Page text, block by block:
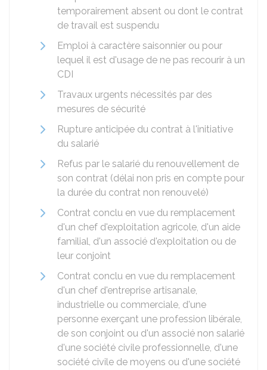
temporairement absent ou dont le contrat
de travail est suspendu
Emploi à caractère saisonnier ou pour
lequel il est d'usage de ne pas recourir à un
CDI
Travaux urgents nécessités par des
mesures de sécurité
Rupture anticipée du contrat à l'initiative
du salarié
Refus par le salarié du renouvellement de
son contrat (délai non pris en compte pour
la durée du contrat non renouvelé)
Contrat conclu en vue du remplacement
d'un chef d'exploitation agricole, d'un aide
familial, d'un associé d'exploitation ou de
leur conjoint
Contrat conclu en vue du remplacement
d'un chef d'entreprise artisanale,
industrielle ou commerciale, d'une
personne exerçant une profession libérale,
de son conjoint ou d'un associé non salarié
d'une société civile professionnelle, d'une
société civile de moyens ou d'une société